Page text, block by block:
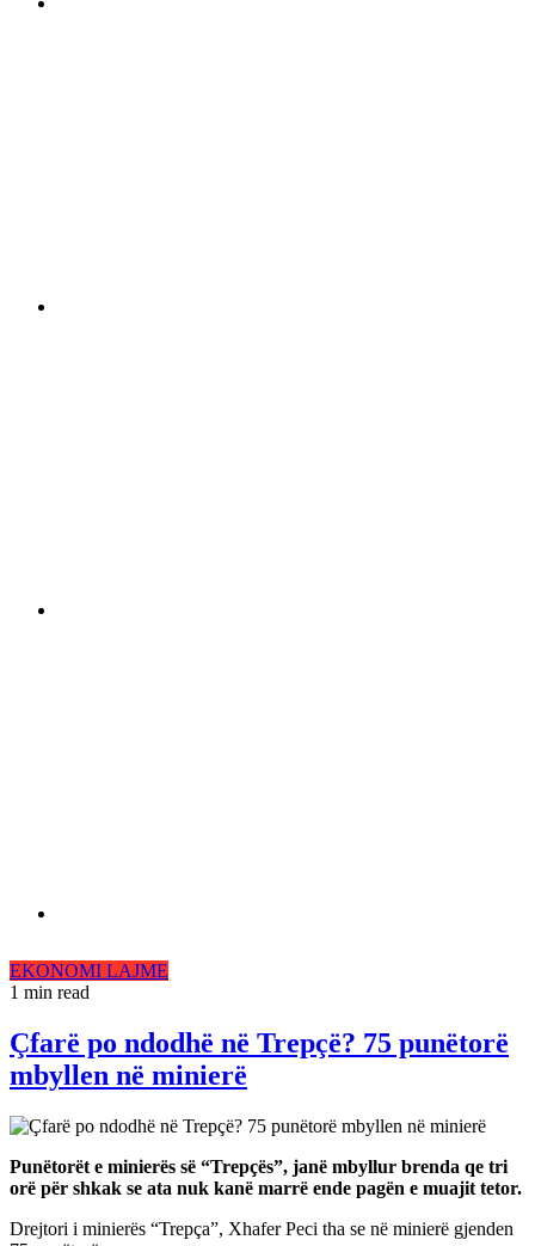
EKONOMI LAJME
1 min read
Çfarë po ndodhë në Trepçë? 75 punëtorë
mbyllen në minierë
Punëtorët e minierës së “Trepçës”, janë mbyllur brenda qe tri
orë për shkak se ata nuk kanë marrë ende pagën e muajit tetor.
Drejtori i minierës “Trepça”, Xhafer Peci tha se në minierë gjenden